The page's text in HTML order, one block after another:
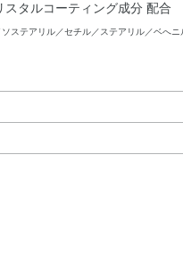
タルコーティング成分 配合
ステアリル／セチル／ステアリル／ベへ